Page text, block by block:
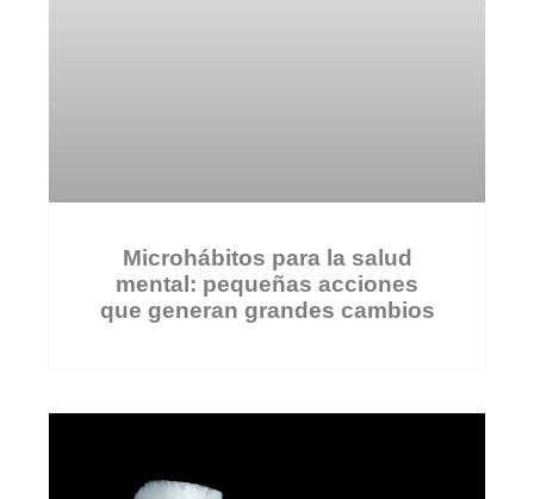
Microhábitos para la salud
mental: pequeñas acciones
que generan grandes cambios